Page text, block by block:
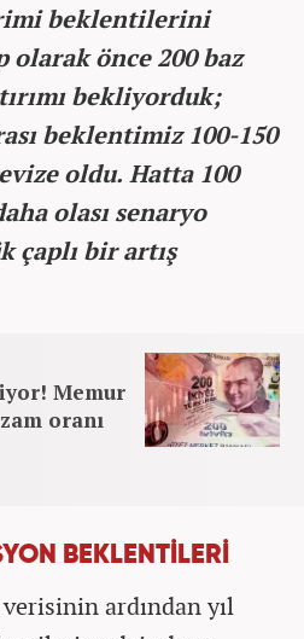
beklentilerini
olarak önce 200 baz
bekliyorduk;
beklentimiz 100-150
oldu. Hatta 100
olası senaryo
çaplı bir artış
Memur
oranı
BEKLENTİLERİ
ardından yıl